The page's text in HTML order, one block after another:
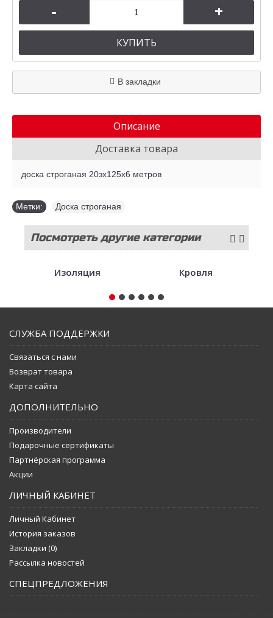
- +
КУПИТЬ
В закладки
Описание
Доставка товара
доска строганая 20зх125х6 метров
Метки: Доска строганая
Посмотреть другие категории
Изоляция Кровля
СЛУЖБА ПОДДЕРЖКИ
Связаться с нами
Возврат товара
Карта сайта
ДОПОЛНИТЕЛЬНО
Производители
Подарочные сертификаты
Партнёрская программа
Акции
ЛИЧНЫЙ КАБИНЕТ
Личный Кабинет
История заказов
Закладки (0)
Рассылка новостей
СПЕЦПРЕДЛОЖЕНИЯ